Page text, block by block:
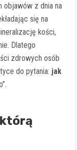
objawów z dnia na
się na
kości,
Dlatego
zdrowych osób
do pytania: jak
którą